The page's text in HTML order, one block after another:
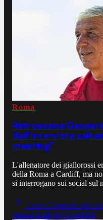
Roma
Retroscena
dell’intervista
meeting”
L'allenatore dei giallorossi
della Roma a Cardiff, ma
si interrogano sui social sul
Come Gasperini può
adesso le ali per Gasperini